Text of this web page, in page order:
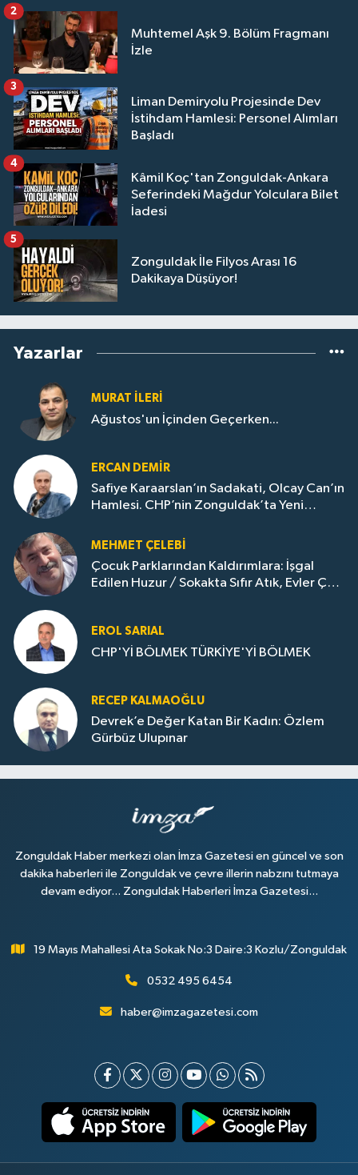
Muhtemel Aşk 9. Bölüm Fragmanı
İzle
2
Liman Demiryolu Projesinde Dev
İstihdam Hamlesi: Personel Alımları
Başladı
3
Kâmil Koç'tan Zonguldak-Ankara
Seferindeki Mağdur Yolculara Bilet
İadesi
4
Zonguldak İle Filyos Arası 16
Dakikaya Düşüyor!
5
Yazarlar
MURAT İLERI
Ağustos'un İçinden Geçerken...
ERCAN DEMIR
Safiye Karaarslan’ın Sadakati, Olcay Can’ın
Hamlesi. CHP’nin Zonguldak’ta Yeni
MEHMET ÇELEBI
Çocuk Parklarından Kaldırımlara: İşgal
Edilen Huzur / Sokakta Sıfır Atık, Evler Çöp
EROL SARIAL
CHP'Yİ BÖLMEK TÜRKİYE'Yİ BÖLMEK
RECEP KALMAOĞLU
Devrek’e Değer Katan Bir Kadın: Özlem
Gürbüz Ulupınar
Zonguldak Haber merkezi olan İmza Gazetesi en güncel ve son
dakika haberleri ile Zonguldak ve çevre illerin nabzını tutmaya
devam ediyor... Zonguldak Haberleri İmza Gazetesi...
19 Mayıs Mahallesi Ata Sokak No:3 Daire:3 Kozlu/Zonguldak
0532 495 6454
haber@imzagazetesi.com